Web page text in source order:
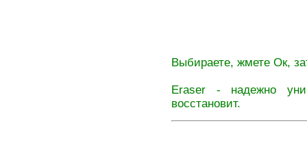
Выбираете, жмете Ок,
Eraser - надежно
восстановит.